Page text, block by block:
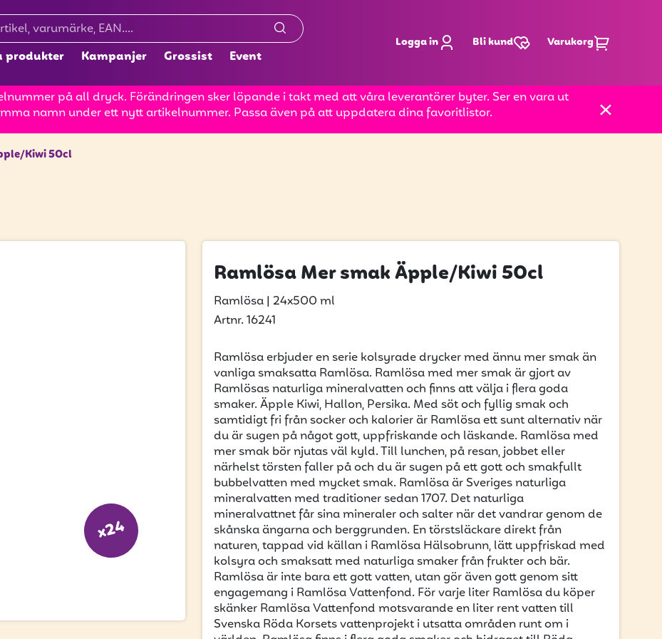
produkter Kampanjer Grossist Event
Logga in Bli kund Varukorg
på all dryck. Förändringen sker löpande i takt med att våra leverantörer byter. Ser en vara ut
namn under ett nytt artikelnummer. Passa även på att uppdatera dina favoritlistor.
Kiwi 50cl
x24
Ramlösa Mer smak Äpple/Kiwi 50cl
Ramlösa | 24x500 ml
Artnr. 16241
Ramlösa erbjuder en serie kolsyrade drycker med ännu mer smak än
vanliga smaksatta Ramlösa. Ramlösa med mer smak är gjort av
Ramlösas naturliga mineralvatten och finns att välja i flera goda
smaker. Äpple Kiwi, Hallon, Persika. Med söt och fyllig smak och
samtidigt fri från socker och kalorier är Ramlösa ett sunt alternativ när
du är sugen på något gott, uppfriskande och läskande. Ramlösa med
mer smak bör njutas väl kyld. Till lunchen, på resan, jobbet eller
närhelst törsten faller på och du är sugen på ett gott och smakfullt
bubbelvatten med mycket smak. Ramlösa är Sveriges naturliga
mineralvatten med traditioner sedan 1707. Det naturliga
mineralvattnet får sina mineraler och salter när det vandrar genom de
skånska ängarna och berggrunden. En törstsläckare direkt från
naturen, tappad vid källan i Ramlösa Hälsobrunn, lätt uppfriskad med
kolsyra och smaksatt med naturliga smaker från frukter och bär.
Ramlösa är inte bara ett gott vatten, utan gör även gott genom sitt
engagemang i Ramlösa Vattenfond. För varje liter Ramlösa du köper
skänker Ramlösa Vattenfond motsvarande en liter rent vatten till
Svenska Röda Korsets vattenprojekt i utsatta områden runt om i